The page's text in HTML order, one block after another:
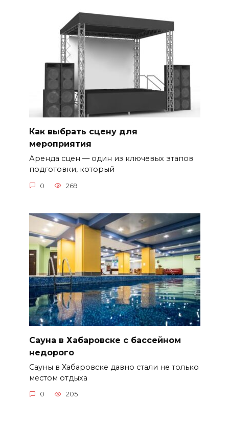
Как выбрать сцену для
мероприятия
Аренда сцен — один из ключевых этапов
подготовки, который
0 269
Сауна в Хабаровске с бассейном
недорого
Сауны в Хабаровске давно стали не только
местом отдыха
0 205